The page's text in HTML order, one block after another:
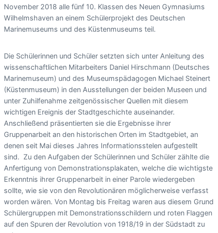
November 2018 alle fünf 10. Klassen des Neuen Gymnasiums
Wilhelmshaven an einem Schülerprojekt des Deutschen
Marinemuseums und des Küstenmuseums teil.
Die Schülerinnen und Schüler setzten sich unter Anleitung des
wissenschaftlichen Mitarbeiters Daniel Hirschmann (Deutsches
Marinemuseum) und des Museumspädagogen Michael Steinert
(Küstenmuseum) in den Ausstellungen der beiden Museen und
unter Zuhilfenahme zeitgenössischer Quellen mit diesem
wichtigen Ereignis der Stadtgeschichte auseinander.
Anschließend präsentierten sie die Ergebnisse ihrer
Gruppenarbeit an den historischen Orten im Stadtgebiet, an
denen seit Mai dieses Jahres Informationsstelen aufgestellt
sind. Zu den Aufgaben der Schülerinnen und Schüler zählte die
Anfertigung von Demonstrationsplakaten, welche die wichtigste
Erkenntnis ihrer Gruppenarbeit in einer Parole wiedergeben
sollte, wie sie von den Revolutionären möglicherweise verfasst
worden wären. Von Montag bis Freitag waren aus diesem Grund
Schülergruppen mit Demonstrationsschildern und roten Flaggen
auf den Spuren der Revolution von 1918/19 in der Südstadt zu